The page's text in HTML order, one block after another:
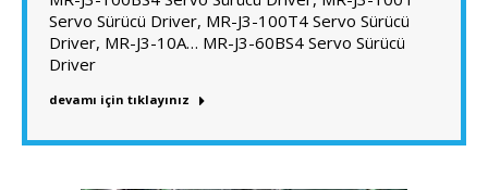
Servo Sürücü Driver, MR-J3-100T4 Servo Sürücü
Driver, MR-J3-10A… MR-J3-60BS4 Servo Sürücü
Driver
devamı için tıklayınız